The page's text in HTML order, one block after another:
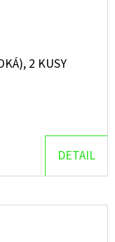
2 KUSY
DETAIL